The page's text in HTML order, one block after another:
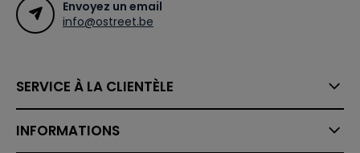
Envoyez un email
info@ostreet.be
SERVICE À LA CLIENTÈLE
INFORMATIONS